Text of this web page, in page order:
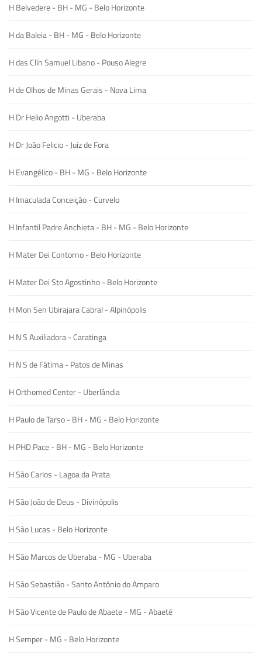
H Belvedere - BH - MG - Belo Horizonte
H da Baleia - BH - MG - Belo Horizonte
H das Clín Samuel Libano - Pouso Alegre
H de Olhos de Minas Gerais - Nova Lima
H Dr Helio Angotti - Uberaba
H Dr João Felicio - Juiz de Fora
H Evangélico - BH - MG - Belo Horizonte
H Imaculada Conceição - Curvelo
H Infantil Padre Anchieta - BH - MG - Belo Horizonte
H Mater Dei Contorno - Belo Horizonte
H Mater Dei Sto Agostinho - Belo Horizonte
H Mon Sen Ubirajara Cabral - Alpinópolis
H N S Auxiliadora - Caratinga
H N S de Fátima - Patos de Minas
H Orthomed Center - Uberlândia
H Paulo de Tarso - BH - MG - Belo Horizonte
H PHD Pace - BH - MG - Belo Horizonte
H São Carlos - Lagoa da Prata
H São João de Deus - Divinópolis
H São Lucas - Belo Horizonte
H São Marcos de Uberaba - MG - Uberaba
H São Sebastião - Santo Antônio do Amparo
H São Vicente de Paulo de Abaete - MG - Abaeté
H Semper - MG - Belo Horizonte